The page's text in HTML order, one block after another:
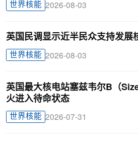
世界核能 2026-08-03
英国民调显示近半民众支持发展
世界核能 2026-08-03
英国最大核电站塞兹韦尔B（
火进入待命状态
世界核能 2026-07-31